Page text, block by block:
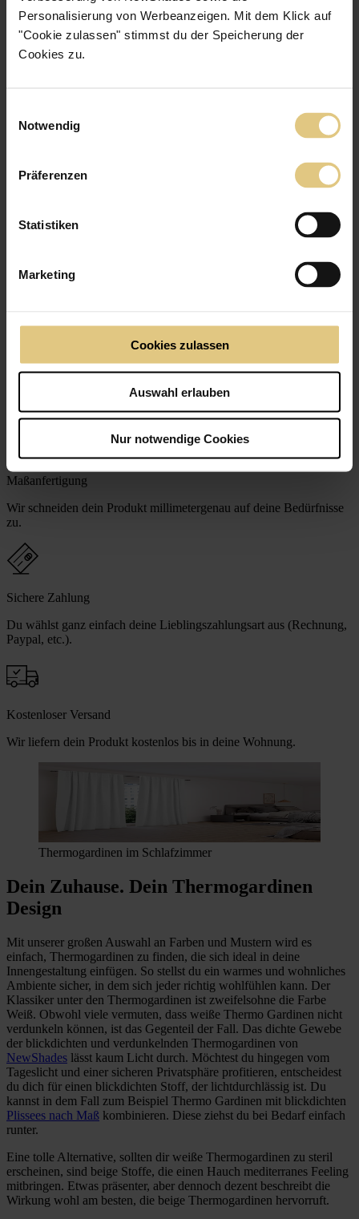
Personalisierung von Werbeanzeigen. Mit dem Klick auf
"Cookie zulassen" stimmst du der Speicherung der
Cookies zu.
Notwendig
Präferenzen
Statistiken
Marketing
Cookies zulassen
Auswahl erlauben
Nur notwendige Cookies
Höchste Qualität
Maßanfertigung
Wir schneiden dein Produkt millimetergenau auf deine Bedürfnisse
zu.
Sichere Zahlung
Du wählst ganz einfach deine Lieblingszahlungsart aus (Rechnung,
Paypal, etc.).
Kostenloser Versand
Wir liefern dein Produkt kostenlos bis in deine Wohnung.
Thermogardinen im Schlafzimmer
Dein Zuhause. Dein Thermogardinen
Design
Mit unserer großen Auswahl an Farben und Mustern wird es
einfach, Thermogardinen zu finden, die sich ideal in deine
Innengestaltung einfügen. So stellst du ein warmes und wohnliches
Ambiente sicher, in dem sich jeder richtig wohlfühlen kann. Der
Klassiker unter den Thermogardinen ist zweifelsohne die Farbe
Weiß. Obwohl viele vermuten, dass weiße Thermo Gardinen nicht
verdunkeln können, ist das Gegenteil der Fall. Das dichte Gewebe
der blickdichten und verdunkelnden Thermogardinen von
NewShades lässt kaum Licht durch. Möchtest du hingegen vom
Tageslicht und einer sicheren Privatsphäre profitieren, entscheidest
du dich für einen blickdichten Stoff, der lichtdurchlässig ist. Du
kannst in dem Fall zum Beispiel Thermo Gardinen mit blickdichten
Plissees nach Maß kombinieren. Diese ziehst du bei Bedarf einfach
runter.
Eine tolle Alternative, sollten dir weiße Thermogardinen zu steril
erscheinen, sind beige Stoffe, die einen Hauch mediterranes Feeling
mitbringen. Etwas präsenter, aber dennoch dezent beschreibt die
Wirkung wohl am besten, die beige Thermogardinen hervorruft.